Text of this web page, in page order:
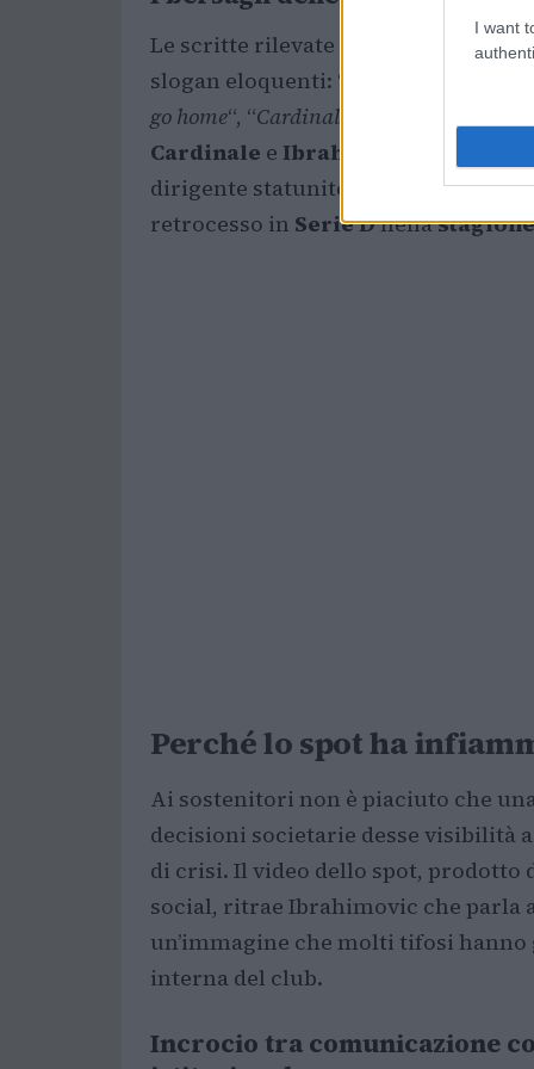
I want
Le scritte rilevate in città e nella
slogan eloquenti: “
go home“, “Cardinale sanguisuga
Cardinale e Ibrahimovic , nel
dirigente statunitense confermato
retrocesso in Serie Dnella
Perché lo spot ha
Ai sostenitori non è piaciuto che
decisioni societarie desse visibilità
di crisi. Il video dello spot, prodotto
social, ritrae Ibrahimovic che parla
un’immagine che molti tifosi
interna del club.
Incrocio tra comunicazione